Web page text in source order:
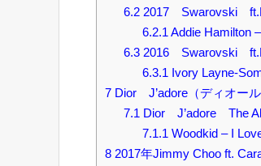
6.22017 Swarovski
6.2.1 Addie Hamilton
6.32016 Swarovski
6.3.1 Ivory Layne-
7 Dior J’adore（ディオー
7.1 Dior J’adore The
7.1.1 Woodkid – I
8 2017年Jimmy Choo ft.